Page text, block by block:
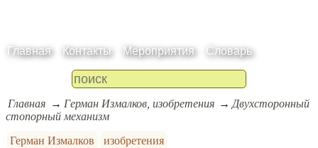
Главная Контакты Мероприятия Словарь
Главная Герман Измалков, изобретения
Двухсторонный
стопорный механизм
Герман Измалков
изобретения